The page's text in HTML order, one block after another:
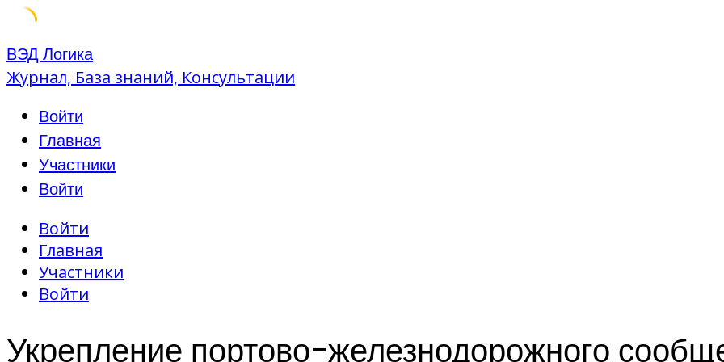
Skip
to
ВЭД Логика
Журнал, База знаний, Консультации
Войти
Главная
Участники
Войти
Войти
Главная
Участники
Войти
Укрепление портово-железнодорожного